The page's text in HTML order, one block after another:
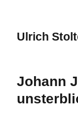
Ulrich
Johann